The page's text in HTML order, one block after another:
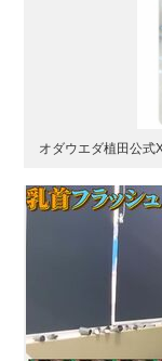
オダウエダ植田公式